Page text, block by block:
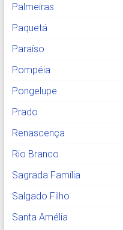
Palmeiras
Paquetá
Paraíso
Pompéia
Pongelupe
Prado
Renascença
Rio Branco
Sagrada Família
Salgado Filho
Santa Amélia